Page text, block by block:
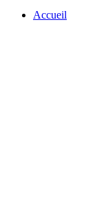
Accueil